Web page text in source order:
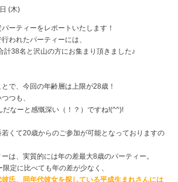
(木)
ーティーをレポートいたします！
われたパーティーには、
計38名と沢山の方にお集まり頂きました♪
で、今回の年齢層は上限が28歳！
つも、
なーと感慨深い（！？）ですね!(^^)!
くて20歳からのご参加が可能となっておりますの
は、実質的には年の差最大8歳のパーティー。
定に比べても年の差が少なく、
氏、同年代彼女を探している平成生まれさんには